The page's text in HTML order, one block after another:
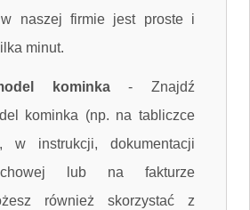
naszej firmie jest proste i
minut.
kominka- Znajdź
kominka (np. na tabliczce
w instrukcji, dokumentacji
ruchowej lub na fakturze
również skorzystać z